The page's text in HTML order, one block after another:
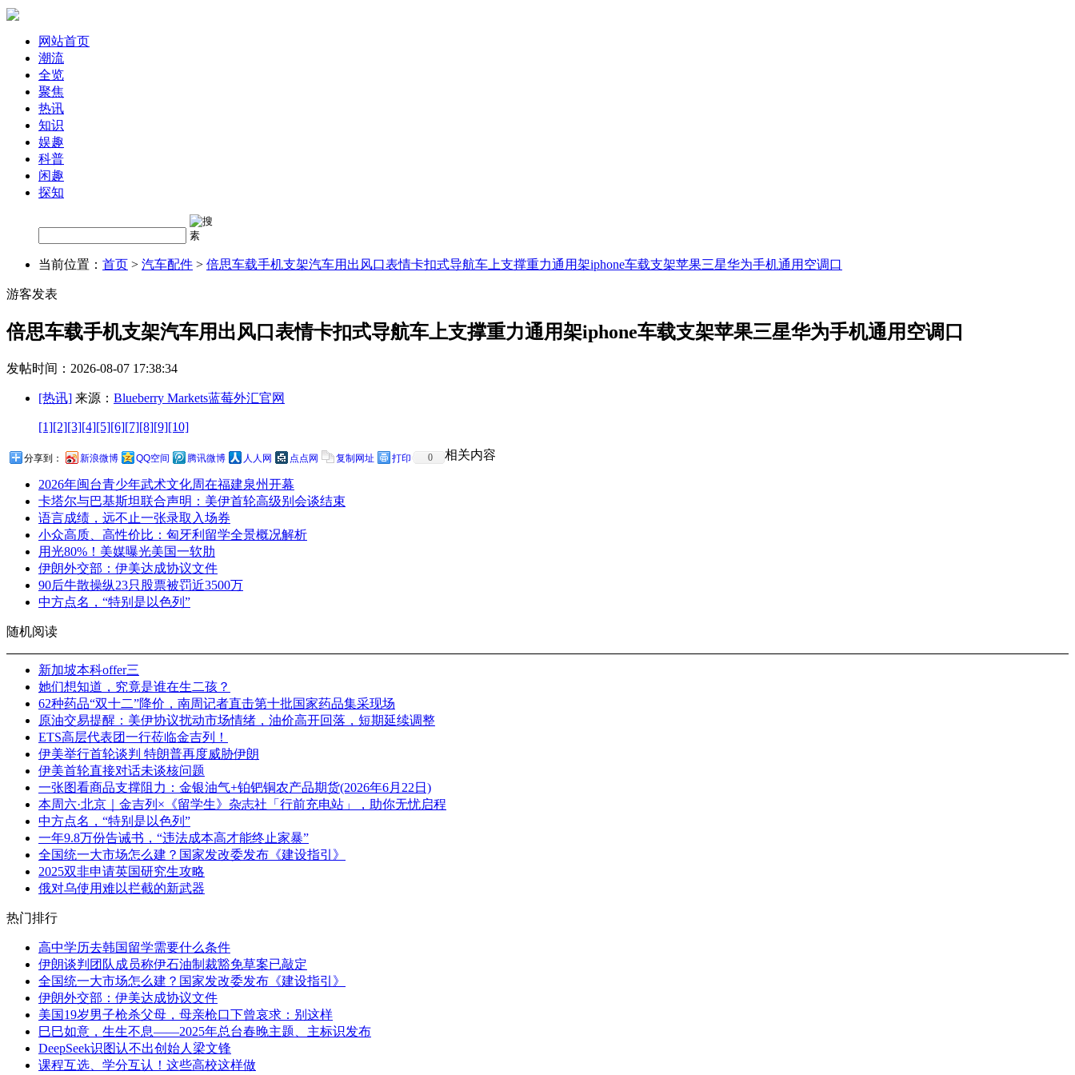
网站首页
潮流
全览
聚焦
热讯
知识
娱趣
科普
闲趣
探知
当前位置： 首页 > 汽车配件 > 倍思车载手机支架汽车用出风口表情卡扣式导航车上支撑重力通用架iphone车载支架苹果三星华为手机通用空调口
游客发表
倍思车载手机支架汽车用出风口表情卡扣式导航车上支撑重力通用架iphone车载支架苹果三星华为手机通用空调口
发帖时间：2026-08-07 17:38:34
[热讯] 来源： Blueberry Markets蓝莓外汇官网
[1][2][3][4][5][6][7][8][9][10]
分享到： 新浪微博 QQ空间 腾讯微博 人人网 点点网 复制网址 打印 0 相关内容
2026年闽台青少年武术文化周在福建泉州开幕
卡塔尔与巴基斯坦联合声明：美伊首轮高级别会谈结束
语言成绩，远不止一张录取入场券
小众高质、高性价比：匈牙利留学全景概况解析
用光80%！美媒曝光美国一软肋
伊朗外交部：伊美达成协议文件
90后牛散操纵23只股票被罚近3500万
中方点名，“特别是以色列”
随机阅读
新加坡本科offer三
她们想知道，究竟是谁在生二孩？
62种药品“双十二”降价，南周记者直击第十批国家药品集采现场
原油交易提醒：美伊协议扰动市场情绪，油价高开回落，短期延续调整
ETS高层代表团一行莅临金吉列！
伊美举行首轮谈判 特朗普再度威胁伊朗
伊美首轮直接对话未谈核问题
一张图看商品支撑阻力：金银油气+铂钯铜农产品期货(2026年6月22日)
本周六·北京｜金吉列×《留学生》杂志社「行前充电站」，助你无忧启程
中方点名，“特别是以色列”
一年9.8万份告诫书，“违法成本高才能终止家暴”
全国统一大市场怎么建？国家发改委发布《建设指引》
2025双非申请英国研究生攻略
俄对乌使用难以拦截的新武器
热门排行
高中学历去韩国留学需要什么条件
伊朗谈判团队成员称伊石油制裁豁免草案已敲定
全国统一大市场怎么建？国家发改委发布《建设指引》
伊朗外交部：伊美达成协议文件
美国19岁男子枪杀父母，母亲枪口下曾哀求：别这样
巳巳如意，生生不息——2025年总台春晚主题、主标识发布
DeepSeek识图认不出创始人梁文锋
课程互选、学分互认！这些高校这样做